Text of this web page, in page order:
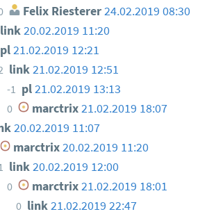
Felix Riesterer 24.02.2019 08:30
link20.02.2019 11:20
pl21.02.2019 12:21
link21.02.2019 12:51
-1 pl21.02.2019 13:13
0 marctrix21.02.2019 18:07
20.02.2019 11:07
marctrix20.02.2019 11:20
link20.02.2019 12:00
0 marctrix21.02.2019 18:01
0 link21.02.2019 22:47